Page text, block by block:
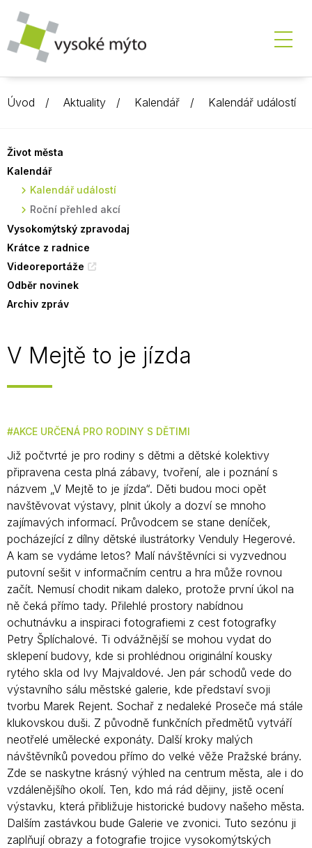
Úvod Aktuality Kalendář Kalendář událostí
Život města
Kalendář
Kalendář událostí
Roční přehled akcí
Vysokomýtský zpravodaj
Krátce z radnice
Videoreportáže
Odběr novinek
Archiv zpráv
V Mejtě to je jízda
AKCE URČENÁ PRO RODINY S DĚTIMI
Již počtvrté je pro rodiny s dětmi a dětské kolektivy
připravena cesta plná zábavy, tvoření, ale i poznání s
názvem „V Mejtě to je jízda“. Děti budou moci opět
navštěvovat výstavy, plnit úkoly a dozví se mnoho
zajímavých informací. Průvodcem se stane deníček,
pocházející z dílny dětské ilustrátorky Venduly Hegerové.
A kam se vydáme letos? Malí návštěvníci si vyzvednou
putovní sešit v informačním centru a hra může rovnou
začít. Nemusí chodit nikam daleko, protože první úkol na
ně čeká přímo tady. Přilehlé prostory nabídnou
ochutnávku a inspiraci fotografiemi z cest fotografky
Petry Šplíchalové. Ti odvážnější se mohou vydat do
sklepení budovy, kde si prohlédnou originální kousky
rytého skla od Ivy Majvaldové. Jen pár schodů vede do
výstavního sálu městské galerie, kde představí svoji
tvorbu Marek Rejent. Sochař z nedaleké Proseče má stále
klukovskou duši. Z původně funkčních předmětů vytváří
neotřelé umělecké exponáty. Další kroky malých
návštěvníků povedou přímo do velké věže Pražské brány.
Zde se naskytne krásný výhled na centrum města, ale i do
vzdálenějšího okolí. Ten, kdo má rád dějiny, jistě ocení
výstavku, která přibližuje historické budovy našeho města.
Dalším zastávkou bude Galerie ve zvonici. Tuto sezónu ji
zaplňují obrazy a fotografie trojice vysokomýtských